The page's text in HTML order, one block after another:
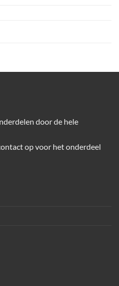
door de hele
op voor het onderdeel